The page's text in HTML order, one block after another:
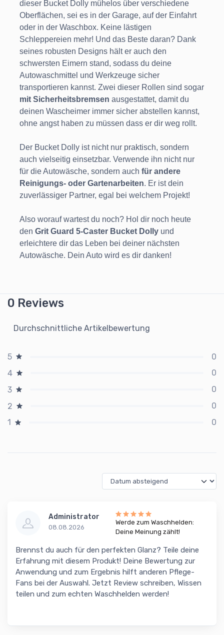
dieser Bucket Dolly mühelos über verschiedene
Oberflächen, sei es in der Garage, auf der Einfahrt
oder in der Waschbox. Keine lästigen
Schleppereien mehr! Und das Beste daran? Dank
seines robusten Designs hält er auch den
schwersten Eimern stand, sodass du deine
Autowaschmittel und Werkzeuge sicher
transportieren kannst. Zwei dieser Rollen sind sogar
mit Sicherheitsbremsen ausgestattet, damit du
deinen Wascheimer immer sicher abstellen kannst,
ohne angst haben zu müssen dass er dir weg rollt.
Der Bucket Dolly ist nicht nur praktisch, sondern
auch vielseitig einsetzbar. Verwende ihn nicht nur
für die Autowäsche, sondern auch für andere
Reinigungs- oder Gartenarbeiten. Er ist dein
zuverlässiger Partner, egal bei welchem Projekt!
Also worauf wartest du noch? Hol dir noch heute
den Grit Guard 5-Caster Bucket Dolly und
erleichtere dir das Leben bei deiner nächsten
Autowäsche. Dein Auto wird es dir danken!
0 Reviews
Durchschnittliche Artikelbewertung
5
0
4
0
3
0
2
0
1
0
Administrator
08.08.2026
Werde zum Waschhelden:
Deine Meinung zählt!
Brennst du auch für den perfekten Glanz? Teile deine
Erfahrung mit diesem Produkt! Deine Bewertung zur
Anwendung und zum Ergebnis hilft anderen Pflege-
Fans bei der Auswahl. Jetzt Review schreiben, Wissen
teilen und zum echten Waschhelden werden!